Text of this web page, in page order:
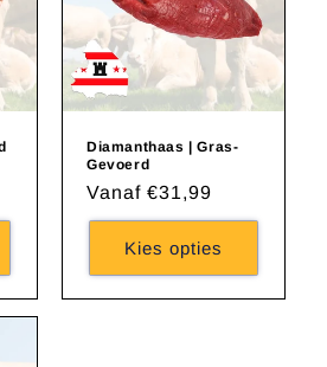
Diamanthaas | Gras-
Gevoerd
Normale
prijs
Vanaf €31,99
Kies opties